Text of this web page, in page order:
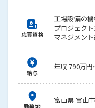
応募資格
工場設備の
プロジェク
マネジメン
給与
年収 790万円
富山県 富山市